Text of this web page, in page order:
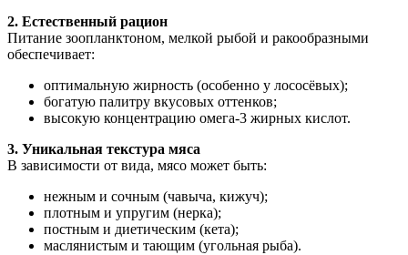
2. Естественный рацион
Питание зоопланктоном, мелкой рыбой и ракообразными
обеспечивает:
оптимальную жирность (особенно у лососёвых);
богатую палитру вкусовых оттенков;
высокую концентрацию омега‑3 жирных кислот.
3. Уникальная текстура мяса
В зависимости от вида, мясо может быть:
нежным и сочным (чавыча, кижуч);
плотным и упругим (нерка);
постным и диетическим (кета);
маслянистым и тающим (угольная рыба).